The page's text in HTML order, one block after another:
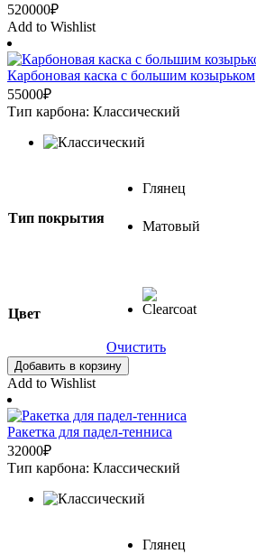
520000₽
Add to Wishlist
Карбоновая каска с большим козырьком
55000₽
Тип карбона: Классический
Тип покрытия
Глянец
Матовый
Цвет
Очистить
Добавить в корзину
Add to Wishlist
Ракетка для падел-тенниса
32000₽
Тип карбона: Классический
Глянец